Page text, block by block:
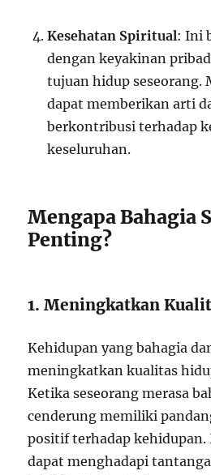
Kesehatan Spiritual: Ini
dengan keyakinan
tujuan hidup
dapat memberikan arti
berkontribusi terhadap
keseluruhan.
Mengapa Bahagia
Penting?
1. Meningkatkan
Kehidupan yang bahagia
meningkatkan kualitas
Ketika seseorang merasa
cenderung memiliki
positif terhadap kehidupan.
dapat menghadapi